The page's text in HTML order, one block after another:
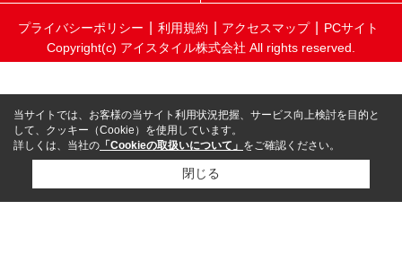
プライバシーポリシー 利用規約 アクセスマップ
PCサイト
Copyright(c) アイスタイル株式会社 All rights reserved.
当サイトでは、お客様の当サイト利用状況把握、サービス向上検討を目的と
して、クッキー（Cookie）を使用しています。
詳しくは、当社の 「Cookieの取扱いについて」 をご確認ください。
閉じる